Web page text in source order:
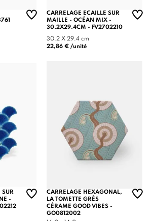
CARRELAGE ECAILLE SUR
MAILLE - OCÉAN MIX -
30.2X29.4CM - FV2702210
30.2 X 29.4 cm
22,86 € /unité
SUR
-
CARRELAGE HEXAGONAL,
LA TOMETTE GRÈS
CÉRAME GOOD VIBES -
GO0812002